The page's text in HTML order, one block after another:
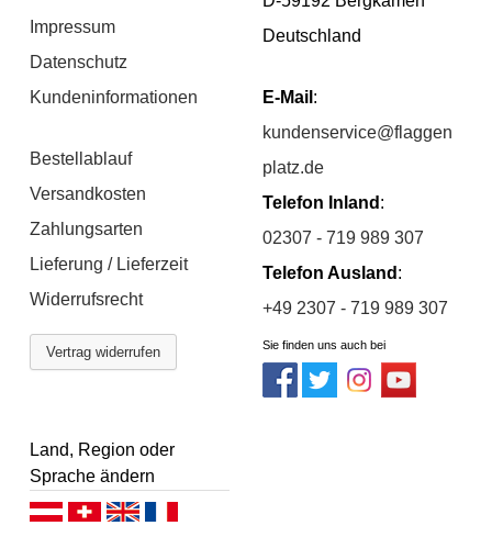
Impressum
Datenschutz
Kundeninformationen
Bestellablauf
Versandkosten
Zahlungsarten
Lieferung / Lieferzeit
Widerrufsrecht
Vertrag widerrufen
Deutschland
E-Mail :
kundenservice@flaggen
platz.de
Telefon Inland :
02307 - 719 989 307
Telefon Ausland :
+49 2307 - 719 989 307
Sie finden uns auch bei
Land, Region oder
Sprache ändern
Deutsch (AT)Deutsch (CH)